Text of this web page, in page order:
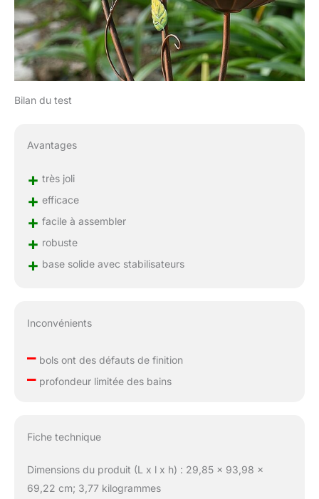
Bilan du test
Avantages
+ très joli
+ efficace
+ facile à assembler
+ robuste
+ base solide avec stabilisateurs
Inconvénients
–bols ont des défauts de finition
–profondeur limitée des bains
Fiche technique
Dimensions du produit (L x l x h) : 29,85 x 93,98 x
69,22 cm; 3,77 kilogrammes